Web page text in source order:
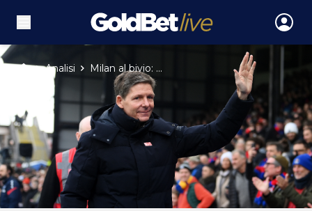
Analisi Milan al bivio: ...